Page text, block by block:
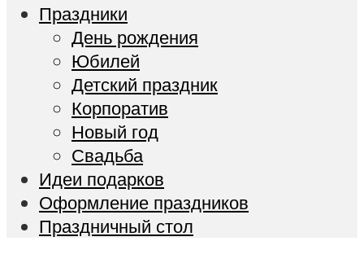
Праздники
День рождения
Юбилей
Детский праздник
Корпоратив
Новый год
Свадьба
Идеи подарков
Оформление праздников
Праздничный стол